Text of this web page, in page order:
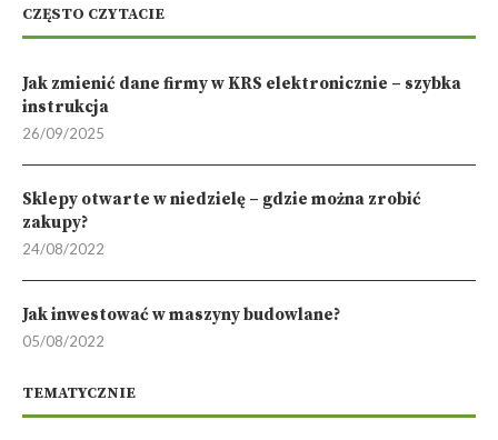
CZĘSTO CZYTACIE
Jak zmienić dane firmy w KRS elektronicznie – szybka
instrukcja
26/09/2025
Sklepy otwarte w niedzielę – gdzie można zrobić
zakupy?
24/08/2022
Jak inwestować w maszyny budowlane?
05/08/2022
TEMATYCZNIE